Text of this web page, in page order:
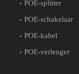
POE-splitter
POE-schakelaar
POE-kabel
POE-verlenger